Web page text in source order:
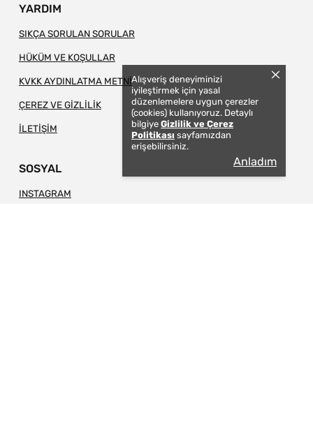
Alışveriş deneyiminizi
iyileştirmek için yasal
düzenlemelere uygun çerezler
(cookies) kullanıyoruz. Detaylı
bilgiye Gizlilik ve Çerez
Politikası sayfamızdan
erişebilirsiniz.
Anladım
YARDIM
SIKÇA SORULAN SORULAR
HÜKÜM VE KOŞULLAR
KVKK AYDINLATMA METNİ
ÇEREZ VE GİZLİLİK
İLETİŞİM
SOSYAL
INSTAGRAM